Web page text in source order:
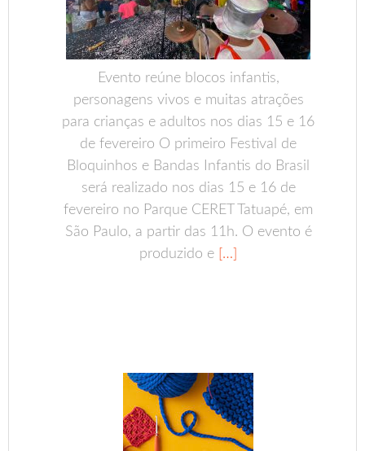
Evento reúne blocos infantis,
personagens vivos e muitas atrações
para crianças e adultos nos dias 15 e 16
de fevereiro O primeiro Festival de
Bloquinhos e Bandas Infantis do Brasil
será realizado nos dias 15 e 16 de
fevereiro no Parque CERET Tatuapé, em
São Paulo, a partir das 11h. O evento é
produzido e […]